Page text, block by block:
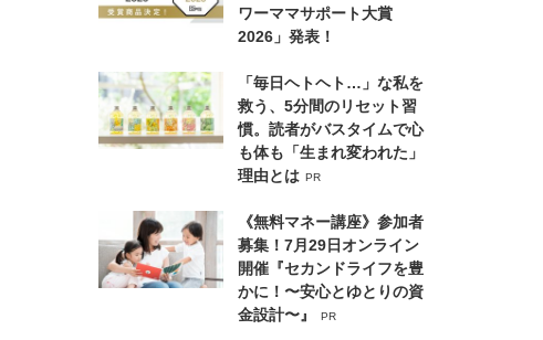
ワーママサポート大賞
2026」発表！
「毎日ヘトヘト…」な私を
救う、5分間のリセット習
慣。読者がバスタイムで心
も体も「生まれ変われた」
理由とは PR
《無料マネー講座》参加者
募集！7月29日オンライン
開催『セカンドライフを豊
かに！〜安心とゆとりの資
金設計〜』
PR